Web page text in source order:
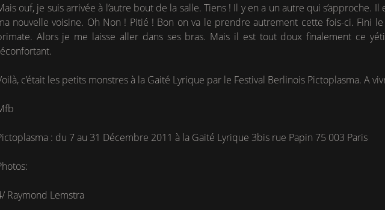
ouf, je suis arrivée à l’autre bout de la salle. Tiens ! Il y en a un autre qui s’approche.
nouvelle voisine. Oh Non ! Pitié ! Bon on va le prendre autrement cette fois-ci. Fini
Alors je me laisse aller dans ses bras. Mais il est tout doux finalement ce
c’était les petits monstres à la Gaité Lyrique par le Festival Berlinois Pictoplasma. A
: du 7 au 31 Décembre 2011 à la Gaité Lyrique 3bis rue Papin 75 003 Paris
Raymond Lemstra